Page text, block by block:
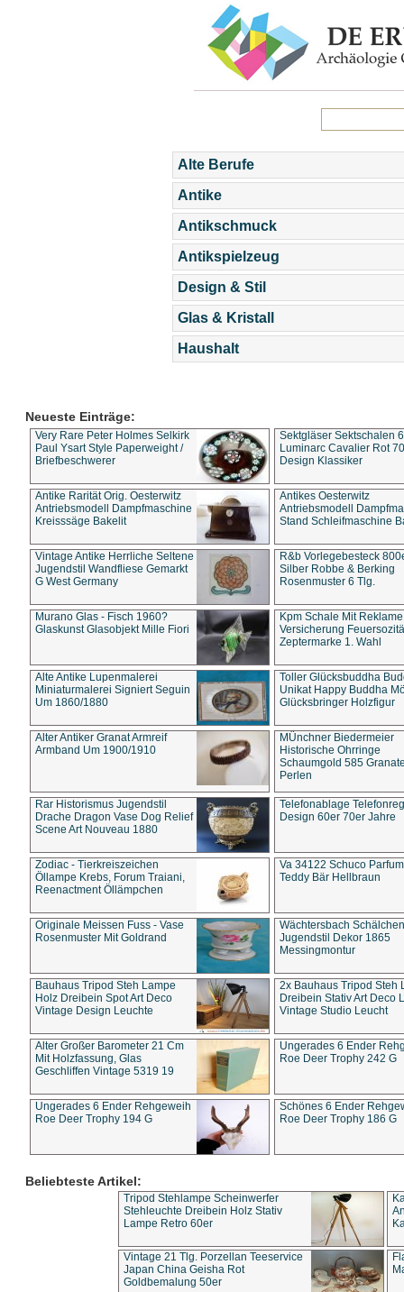
Alte Berufe
Antike
Antikschmuck
Antikspielzeug
Design & Stil
Glas & Kristall
Haushalt
Neueste Einträge:
Very Rare Peter Holmes Selkirk
Paul Ysart Style Paperweight /
Briefbeschwerer
Sektgläser Sektschalen
Luminarc Cavalier Rot
Design Klassiker
Antike Rarität Orig. Oesterwitz
Antriebsmodell Dampfmaschine
Kreisssäge Bakelit
Antikes Oesterwitz
Antriebsmodell
Stand Schleifmaschine
Vintage Antike Herrliche Seltene
Jugendstil Wandfliese Gemarkt
G West Germany
R&b Vorlegebesteck
Silber Robbe & Berking
Rosenmuster 6 Tlg.
Murano Glas - Fisch 1960?
Glaskunst Glasobjekt Mille Fiori
Kpm Schale Mit Reklame
Versicherung
Zeptermarke 1. Wahl
Alte Antike Lupenmalerei
Miniaturmalerei Signiert Seguin
Um 1860/1880
Toller Glücksbuddha
Unikat Happy Buddha
Glücksbringer Holzfigur
Alter Antiker Granat Armreif
Armband Um 1900/1910
MÜnchner Biedermeier
Historische Ohrringe
Schaumgold 585
Perlen
Rar Historismus Jugendstil
Drache Dragon Vase Dog Relief
Scene Art Nouveau 1880
Telefonablage
Design 60er 70er Jahre
Zodiac - Tierkreiszeichen
Öllampe Krebs, Forum Traiani,
Reenactment Öllämpchen
Va 34122 Schuco
Teddy Bär Hellbraun
Originale Meissen Fuss - Vase
Rosenmuster Mit Goldrand
Wächtersbach Schälchen
Jugendstil Dekor 1865
Messingmontur
Bauhaus Tripod Steh Lampe
Holz Dreibein Spot Art Deco
Vintage Design Leuchte
2x Bauhaus Tripod Steh
Dreibein Stativ Art Deco
Vintage Studio Leucht
Alter Großer Barometer 21 Cm
Mit Holzfassung, Glas
Geschliffen Vintage 5319 19
Ungerades 6 Ender
Roe Deer Trophy 242 G
Ungerades 6 Ender Rehgeweih
Roe Deer Trophy 194 G
Schönes 6 Ender
Roe Deer Trophy 186 G
Beliebteste Artikel:
Tripod Stehlampe Scheinwerfer
Stehleuchte Dreibein Holz Stativ
Lampe Retro 60er
Vintage 21 Tlg. Porzellan Teeservice
Japan China Geisha Rot
Goldbemalung 50er